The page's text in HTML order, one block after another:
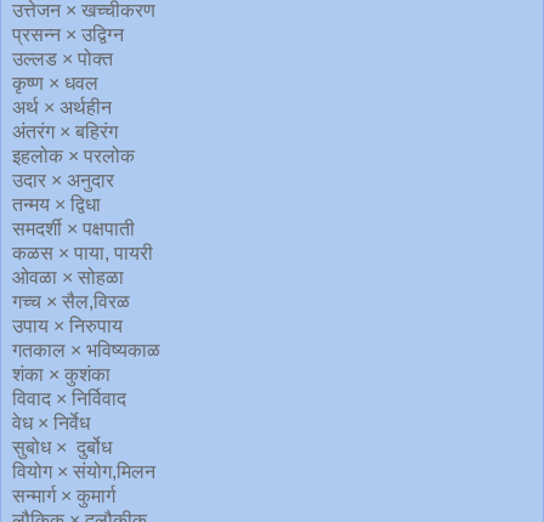
उत्तेजन × खच्चीकरण
प्रसन्न × उद्विग्न
उल्लड × पोक्त
कृष्ण × धवल
अर्थ × अर्थहीन
अंतरंग × बहिरंग
इहलोक × परलोक
उदार × अनुदार
तन्मय × द्विधा
समदर्शी × पक्षपाती
कळस × पाया, पायरी
ओवळा × सोहळा
गच्च × सैल,विरळ
उपाय × निरुपाय
गतकाल × भविष्यकाळ
शंका × कुशंका
विवाद × निर्विवाद
वेध × निर्वेध
सुबोध × दुर्बोध
वियोग × संयोग,मिलन
सन्मार्ग × कुमार्ग